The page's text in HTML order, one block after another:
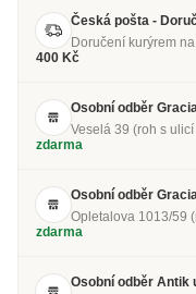
Česká pošta -
Doručení kurýrem
400 Kč
Osobní odběr
Veselá 39 (roh s
zdarma
Osobní odběr
Opletalova 1013/59
zdarma
Osobní odběr Antik